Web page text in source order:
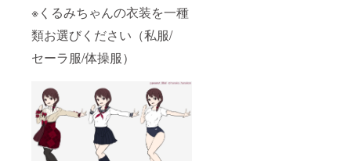
※くるみちゃんの衣装を一種
類お選びください（私服/
セーラ服/体操服）